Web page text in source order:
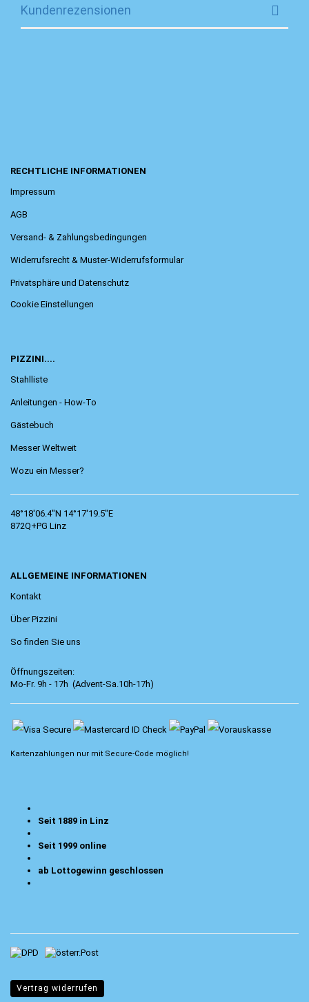
Kundenrezensionen
RECHTLICHE INFORMATIONEN
Impressum
AGB
Versand- & Zahlungsbedingungen
Widerrufsrecht & Muster-Widerrufsformular
Privatsphäre und Datenschutz
Cookie Einstellungen
PIZZINI....
Stahlliste
Anleitungen - How-To
Gästebuch
Messer Weltweit
Wozu ein Messer?
48°18'06.4"N 14°17'19.5"E
872Q+PG Linz
ALLGEMEINE INFORMATIONEN
Kontakt
Über Pizzini
So finden Sie uns
Öffnungszeiten:
Mo-Fr. 9h - 17h (Advent-Sa.10h-17h)
Kartenzahlungen nur mit Secure-Code möglich!
Seit 1889 in Linz
Seit 1999 online
ab Lottogewinn geschlossen
Vertrag widerrufen